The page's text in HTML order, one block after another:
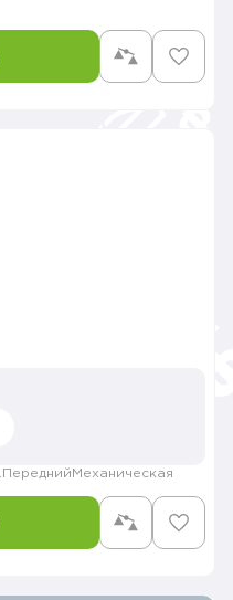
Передний Механическая